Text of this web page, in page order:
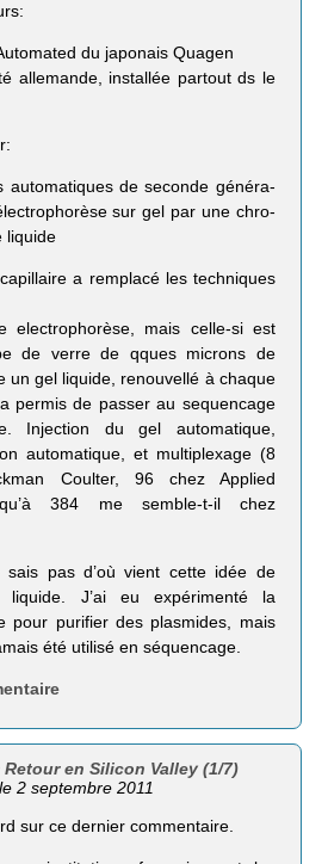
du japo­nais Qua­gen
allemande, installée partout ds le
auto­ma­tiques de seconde géné­ra­
sur gel par une chro­
liquide
a remplacé les techniques
electrophorèse, mais celle-si est
de verre de qques microns de
un gel liquide, renouvellé à chaque
permis de passer au sequencage
Injection du gel automatique,
automatique, et multiplexage (8
Coulter, 96 chez Applied
384 me semble-t-il chez
sais pas d’où vient cette idée de
J’ai eu expérimenté la
pour purifier des plasmides, mais
été utilisé en séquencage.
Retour en Silicon Valley (1/7)
, le 2 septembre 2011
sur ce dernier commentaire.